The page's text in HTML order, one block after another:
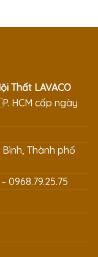
Thất LAVACO
HCM cấp ngày
Thành phố
0968.79.25.75